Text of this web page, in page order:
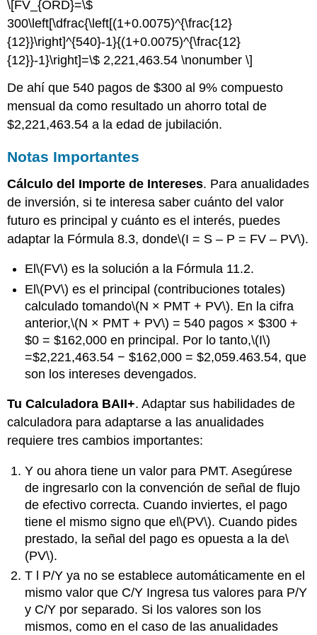
\[FV_{ORD}=\$
300\left[\dfrac{\left[(1+0.0075)^{\frac{12}
{12}}\right]^{540}-1}{(1+0.0075)^{\frac{12}
{12}}-1}\right]=\$ 2,221,463.54 \nonumber \]
De ahí que 540 pagos de $300 al 9% compuesto
mensual da como resultado un ahorro total de
$2,221,463.54 a la edad de jubilación.
Notas Importantes
Cálculo del Importe de Intereses. Para anualidades
de inversión, si te interesa saber cuánto del valor
futuro es principal y cuánto es el interés, puedes
adaptar la Fórmula 8.3, donde\(I = S – P = FV – PV\).
El\(FV\) es la solución a la Fórmula 11.2.
El\(PV\) es el principal (contribuciones totales)
calculado tomando\(N × PMT + PV\). En la cifra
anterior,\(N × PMT + PV\) = 540 pagos × $300 +
$0 = $162,000 en principal. Por lo tanto,\(I\)
=$2,221,463.54 − $162,000 = $2,059.463.54, que
son los intereses devengados.
Tu Calculadora BAII+. Adaptar sus habilidades de
calculadora para adaptarse a las anualidades
requiere tres cambios importantes:
You ahora tiene un valor para PMT. Asegúrese
de ingresarlo con la convención de señal de flujo
de efectivo correcta. Cuando inviertes, el pago
tiene el mismo signo que el\(PV\). Cuando pides
prestado, la señal del pago es opuesta a la de\
(PV\).
T
l P/Y ya no se establece automáticamente en el
mismo valor que C/Y Ingresa tus valores para P/Y
y C/Y por separado. Si los valores son los
mismos, como en el caso de las anualidades